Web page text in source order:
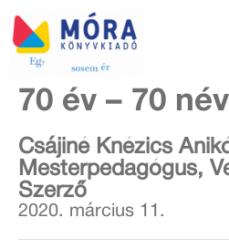
70 év – 70 név
Csájiné Knézics
Mesterpedagógus,
Szerző
2020. március 11.